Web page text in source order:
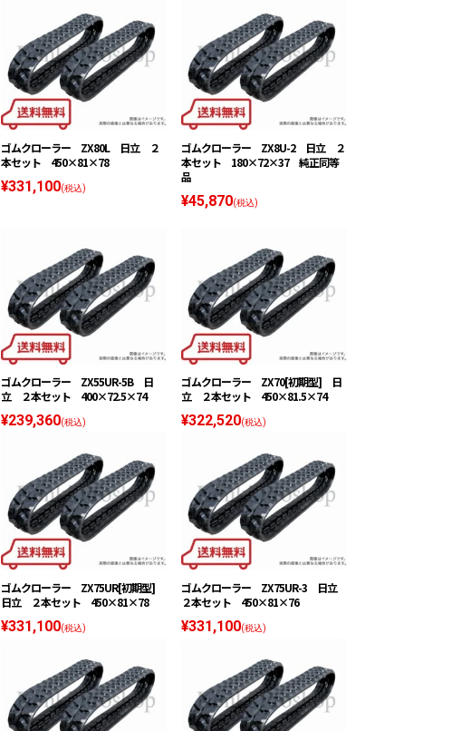
ゴムクローラー ZX80L 日立 ２
本セット 450×81×78
¥331,100(税込)
ゴムクローラー ZX8U-2 日立 ２
本セット 180×72×37 純正同等
品
¥45,870(税込)
ゴムクローラー ZX55UR-5B 日
立 ２本セット 400×72.5×74
¥239,360(税込)
ゴムクローラー ZX70[初期型] 日
立 ２本セット 450×81.5×74
¥322,520(税込)
ゴムクローラー ZX75UR[初期型]
日立 ２本セット 450×81×78
¥331,100(税込)
ゴムクローラー ZX75UR-3 日立
２本セット 450×81×76
¥331,100(税込)